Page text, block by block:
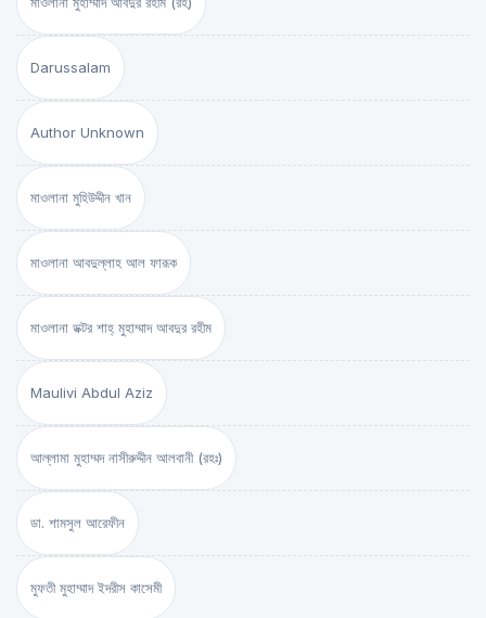
Darussalam
Author Unknown
মাওলানা মুহিউদ্দীন খান
মাওলানা আবদুল্লাহ আল ফারূক
মাওলানা ডক্টর শাহ্‌ মুহাম্মাদ আবদুর রহীম
Maulivi Abdul Aziz
আল্লামা মুহাম্মদ নাসীরুদ্দীন আলবানী (রহঃ)
ডা. শামসুল আরেফীন
মুফতী মুহাম্মাদ ইদরীস কাসেমী